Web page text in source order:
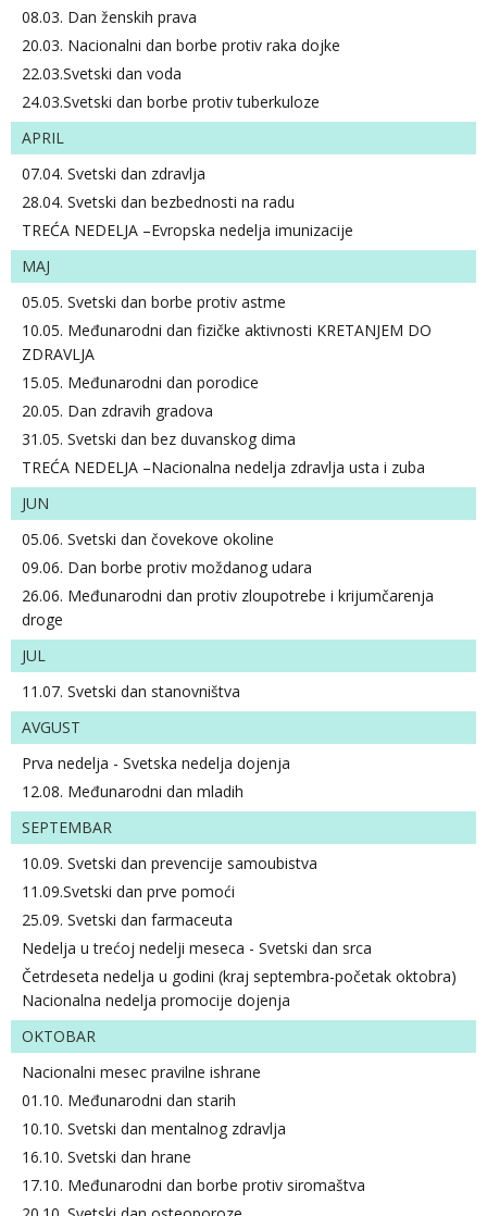
08.03. Dan ženskih prava
20.03. Nacionalni dan borbe protiv raka dojke
22.03.Svetski dan voda
24.03.Svetski dan borbe protiv tuberkuloze
APRIL
07.04. Svetski dan zdravlja
28.04. Svetski dan bezbednosti na radu
TREĆA NEDELJA –Evropska nedelja imunizacije
MAJ
05.05. Svetski dan borbe protiv astme
10.05. Međunarodni dan fizičke aktivnosti KRETANJEM DO
ZDRAVLJA
15.05. Međunarodni dan porodice
20.05. Dan zdravih gradova
31.05. Svetski dan bez duvanskog dima
TREĆA NEDELJA –Nacionalna nedelja zdravlja usta i zuba
JUN
05.06. Svetski dan čovekove okoline
09.06. Dan borbe protiv moždanog udara
26.06. Međunarodni dan protiv zloupotrebe i krijumčarenja
droge
JUL
11.07. Svetski dan stanovništva
AVGUST
Prva nedelja - Svetska nedelja dojenja
12.08. Međunarodni dan mladih
SEPTEMBAR
10.09. Svetski dan prevencije samoubistva
11.09.Svetski dan prve pomoći
25.09. Svetski dan farmaceuta
Nedelja u trećoj nedelji meseca - Svetski dan srca
Četrdeseta nedelja u godini (kraj septembra-početak oktobra)
Nacionalna nedelja promocije dojenja
OKTOBAR
Nacionalni mesec pravilne ishrane
01.10. Međunarodni dan starih
10.10. Svetski dan mentalnog zdravlja
16.10. Svetski dan hrane
17.10. Međunarodni dan borbe protiv siromaštva